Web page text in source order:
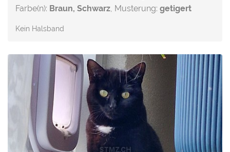
Farbe(n): Braun, Schwarz, Musterung: getigert
Kein Halsband